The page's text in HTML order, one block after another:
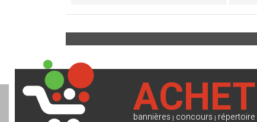
bannières | concours | répertoire